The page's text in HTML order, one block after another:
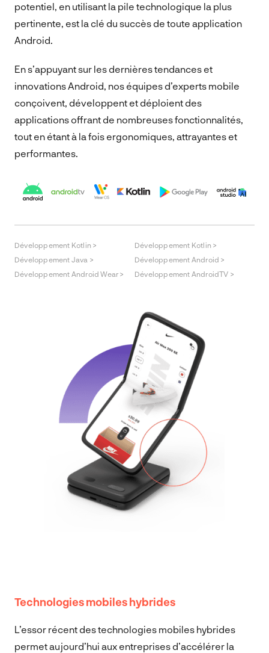
potentiel, en utilisant la pile technologique la plus
pertinente, est la clé du succès de toute application
Android.
En s’appuyant sur les dernières tendances et
innovations Android, nos équipes d’experts mobile
conçoivent, développent et déploient des
applications offrant de nombreuses fonctionnalités,
tout en étant à la fois ergonomiques, attrayantes et
performantes.
Développement Kotlin >
Développement Java >
Développement Android Wear >
Développement Kotlin >
Développement Android >
Développement AndroidTV >
Technologies mobiles hybrides
L’essor récent des technologies mobiles hybrides
permet aujourd’hui aux entreprises d’accélérer la